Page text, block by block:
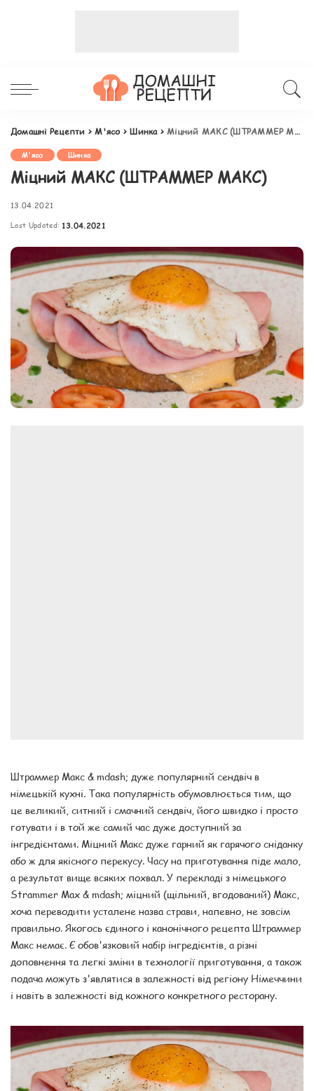
Домашні Рецепти >М'ясо>Шинка>Міцний МАКС (ШТРАММЕР МАКС)
М'ясо Шинка
Міцний МАКС (ШТРАММЕР МАКС)
13.04.2021
Last Updated: 13.04.2021
Штраммер Макс & mdash; дуже популярний сендвіч в
німецькій кухні. Така популярність обумовлюється тим, що
це великий, ситний і смачний сендвіч, його швидко і просто
готувати і в той же самий час дуже доступний за
інгредієнтами. Міцний Макс дуже гарний як гарячого сніданку
або ж для якісного перекусу. Часу на приготування піде мало,
а результат вище всяких похвал. У перекладі з німецького
Strammer Max & mdash; міцний (щільний, вгодований) Макс,
хоча переводити усталене назва страви, напевно, не зовсім
правильно. Якогось єдиного і канонічного рецепта Штраммер
Макс немає. Є обов'язковий набір інгредієнтів, а різні
доповнення та легкі зміни в технології приготування, а також
подача можуть з'являтися в залежності від регіону Німеччини
і навіть в залежності від кожного конкретного ресторану.